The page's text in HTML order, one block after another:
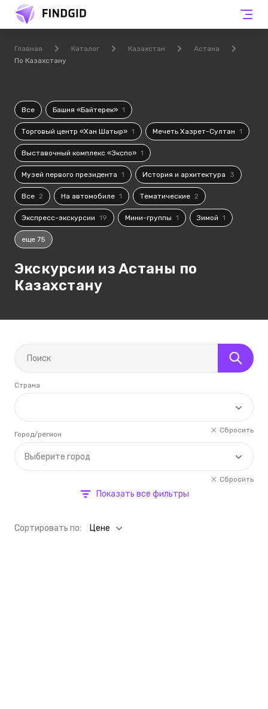
Главная Каталог Казахстан
Астана
По Казахстану
Все Башня «Байтерек» 1
Торговый центр «Хан Шатыр» 1 Мечеть Хазрет-Султан 1
Выставочный комплекс «Экспо» 1
Музей первого президента 1 История и архитектура 3
Все 2 На автомобиле 1 Тематические 2
Экспресс-экскурсии 19 Мини-группы 1 Зимой 1
еще 75
Экскурсии из Астаны по
Казахстану
Страна
Сбросить
Выберите город
Город/регион
Сбросить
Показать все фильтры
Cортировать по: Цене